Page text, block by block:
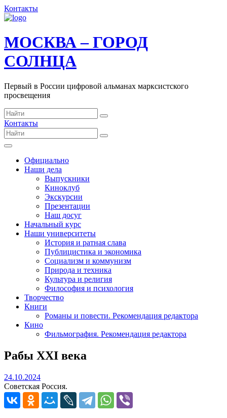
Контакты
МОСКВА – ГОРОД
СОЛНЦА
Первый в России цифровой альманах марксистского
просвещения
Контакты
Официально
Наши дела
Выпускники
Киноклуб
Экскурсии
Презентации
Наш досуг
Начальный курс
Наши университеты
История и ратная слава
Публицистика и экономика
Социализм и коммунизм
Природа и техника
Культура и религия
Философия и психология
Творчество
Книги
Романы и повести. Рекомендация редактора
Кино
Фильмография. Рекомендация редактора
Рабы XXI века
24.10.202424.10.2024
Советская Россия.